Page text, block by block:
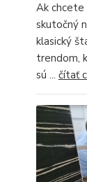
Ak
skutočný
klasický
trendom,
sú ... čítať